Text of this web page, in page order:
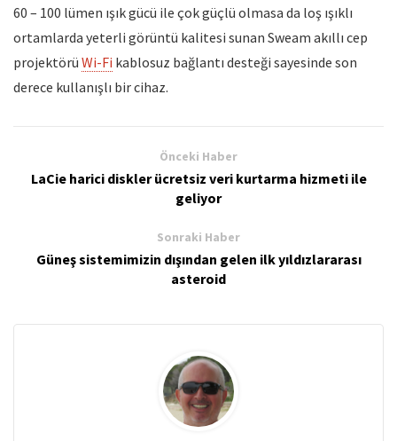
60 – 100 lümen ışık gücü ile çok güçlü olmasa da loş ışıklı
ortamlarda yeterli görüntü kalitesi sunan Sweam akıllı cep
projektörü Wi-Fi kablosuz bağlantı desteği sayesinde son
derece kullanışlı bir cihaz.
Önceki Haber
LaCie harici diskler ücretsiz veri kurtarma hizmeti ile
geliyor
Sonraki Haber
Güneş sistemimizin dışından gelen ilk yıldızlararası
asteroid